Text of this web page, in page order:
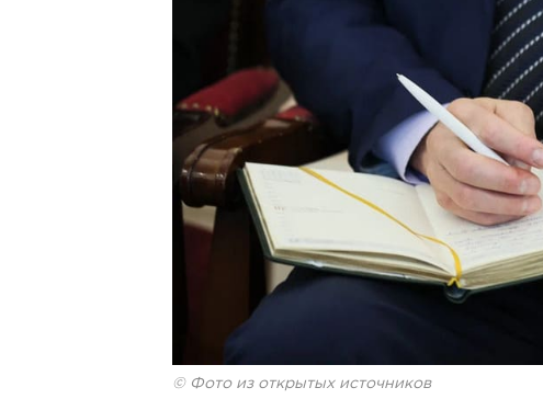
© Фото из открытых источников